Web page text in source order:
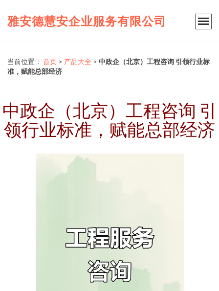
雅安德慧安企业服务有限公司
当前位置： 首页 > 产品大全 > 中政企（北京）工程咨询 引领行业标
准，赋能总部经济
中政企（北京）工程咨询 引
领行业标准，赋能总部经济